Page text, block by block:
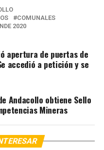
COMUNALES
2020
apertura de puertas de
accedió a petición y se
Andacollo obtiene Sello
Mineras